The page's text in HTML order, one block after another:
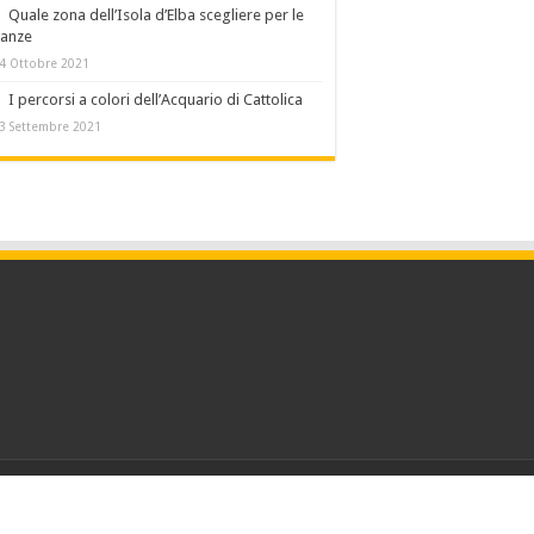
Quale zona dell’Isola d’Elba scegliere per le
Ottobre 2021
I percorsi a colori dell’Acquario di Cattolica
Settembre 2021